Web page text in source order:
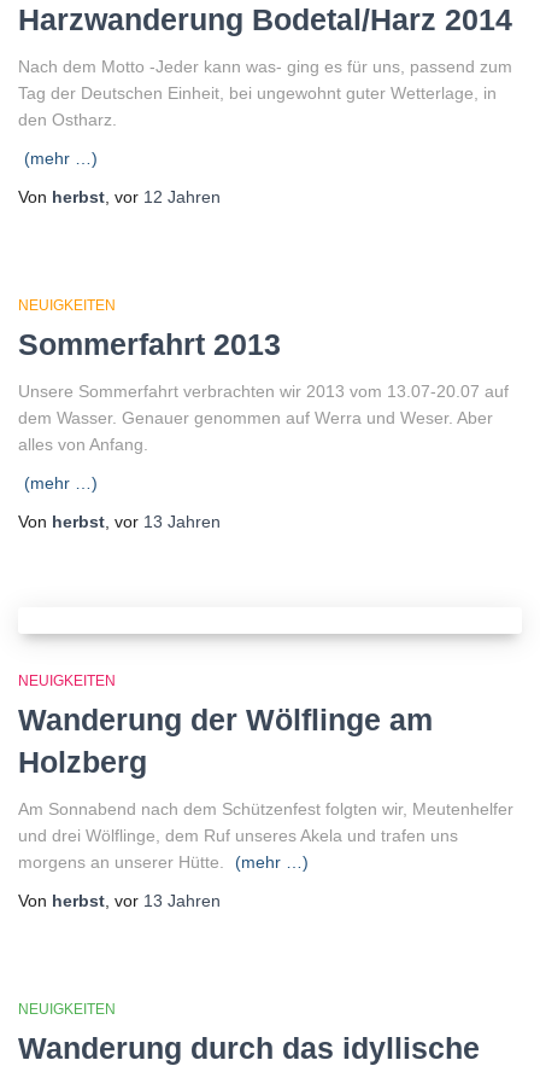
Harzwanderung Bodetal/Harz 2014
Nach dem Motto -Jeder kann was- ging es für uns, passend zum
Tag der Deutschen Einheit, bei ungewohnt guter Wetterlage, in
den Ostharz.
(mehr …)
Von herbst , vor 12 Jahren
NEUIGKEITEN
Sommerfahrt 2013
Unsere Sommerfahrt verbrachten wir 2013 vom 13.07-20.07 auf
dem Wasser. Genauer genommen auf Werra und Weser. Aber
alles von Anfang.
(mehr …)
Von herbst , vor 13 Jahren
NEUIGKEITEN
Wanderung der Wölflinge am
Holzberg
Am Sonnabend nach dem Schützenfest folgten wir, Meutenhelfer
und drei Wölflinge, dem Ruf unseres Akela und trafen uns
morgens an unserer Hütte.
(mehr …)
Von herbst , vor 13 Jahren
NEUIGKEITEN
Wanderung durch das idyllische